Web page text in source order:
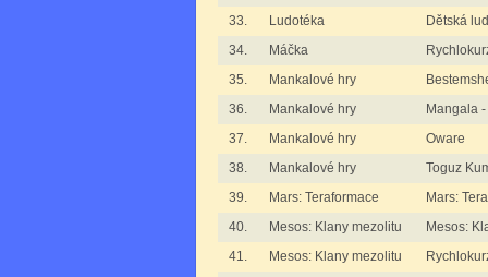
33.
Ludotéka
Dětská
34.
Máčka
35.
Mankalové hry
36.
Mankalové hry
Mangala
37.
Mankalové hry
Oware
38.
Mankalové hry
Toguz
39.
Mars: Teraformace
Mars:
40.
Mesos: Klany mezolitu
Mesos:
41.
Mesos: Klany mezolitu